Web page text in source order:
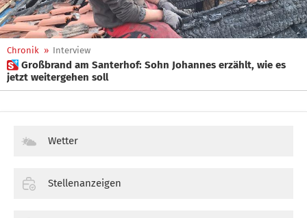
Chronik » Interview
 Großbrand am Santerhof: Sohn Johannes erzählt, wie es
jetzt weitergehen soll
Wetter
Stellenanzeigen